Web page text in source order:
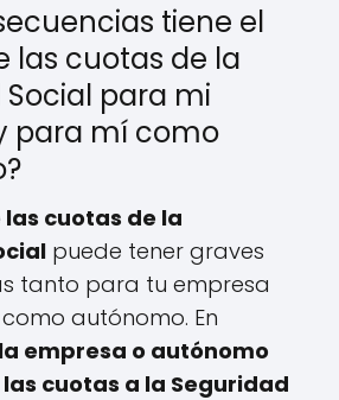
tiene el
las cuotas de la
para mi
para mí como
las cuotas de la
puede tener graves
tanto para tu empresa
autónomo. En
la empresa o autónomo
cuotas a la Seguridad